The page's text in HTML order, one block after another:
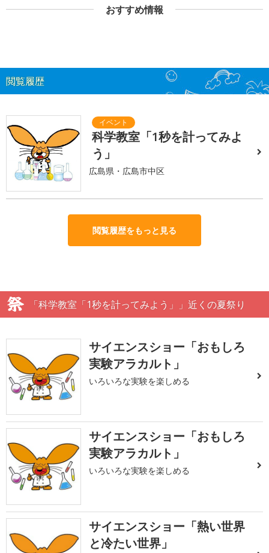
おすすめ情報
閲覧履歴
科学教室「1秒を計ってみよ
う」
広島県・広島市中区
閲覧履歴をもっと見る
「科学教室「1秒を計ってみよう」」近くの夏祭り
サイエンスショー「おもしろ
実験アラカルト」
いろいろな実験を楽しめる
サイエンスショー「おもしろ
実験アラカルト」
いろいろな実験を楽しめる
サイエンスショー「熱い世界
と冷たい世界」